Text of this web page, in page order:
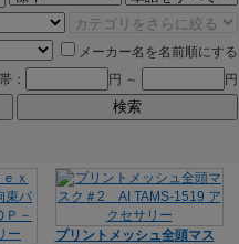
メーカー名を名前順にする
：
円 ～ 円
検索
プリントメッシュ全頭マス